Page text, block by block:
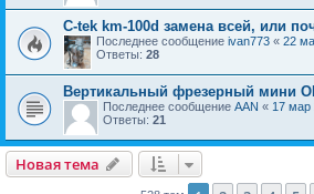
C-tek km-100d замена всей, или
Последнее сообщение ivan773 « 22
Ответы: 28
Вертикальный фрезерный мини
Последнее сообщение AAN « 17 мар
Ответы: 21
Новая тема